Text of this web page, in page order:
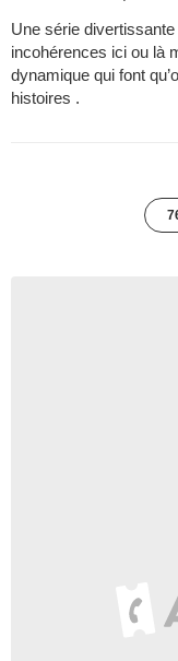
Une série
incohérences ici ou là
dynamique qui font
histoires .